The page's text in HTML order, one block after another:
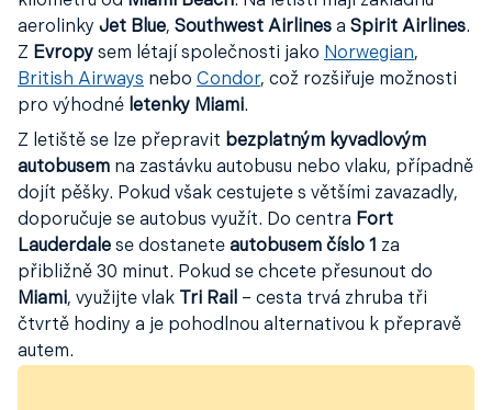
aerolinky Jet Blue, Southwest Airlines a Spirit Airlines.
Z Evropy sem létají společnosti jako Norwegian,
British Airways nebo Condor, což rozšiřuje možnosti
pro výhodné letenky Miami.
Z letiště se lze přepravit bezplatným kyvadlovým
autobusem na zastávku autobusu nebo vlaku, případně
dojít pěšky. Pokud však cestujete s většími zavazadly,
doporučuje se autobus využít. Do centra Fort
Lauderdale se dostanete autobusem číslo 1 za
přibližně 30 minut. Pokud se chcete přesunout do
Miami, využijte vlak Tri Rail – cesta trvá zhruba tři
čtvrtě hodiny a je pohodlnou alternativou k přepravě
autem.